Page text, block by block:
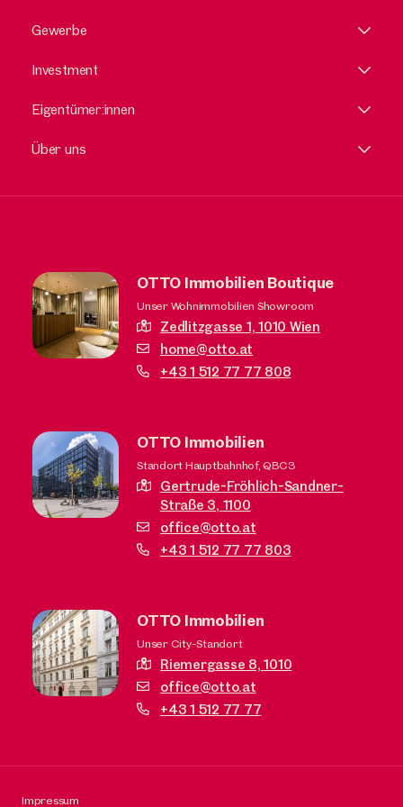
Gewerbe
Investment
Eigentümer:innen
Über uns
OTTO Immobilien Boutique
Unser Wohnimmobilien Showroom
Zedlitzgasse 1,1010 Wien
home@otto.at
+43 1 512 77 77 808
OTTO Immobilien
Standort Hauptbahnhof, QBC3
Gertrude-Fröhlich-Sandner-
Straße 3, 1100
office@otto.at
+43 1 512 77 77 803
OTTO Immobilien
Unser City-Standort
Riemergasse 8,1010
office@otto.at
+43 1 512 77 77
Impressum